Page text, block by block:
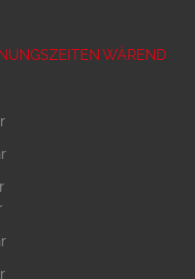
WÄREND